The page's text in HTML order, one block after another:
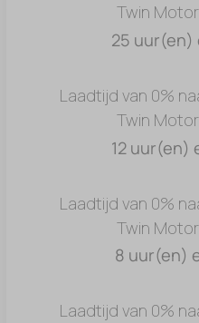
Twin
25 uur(en)
Laadtijd van 0%
Twin
12 uur(en)
Laadtijd van 0%
Twin
8 uur(en)
Laadtijd van 0%